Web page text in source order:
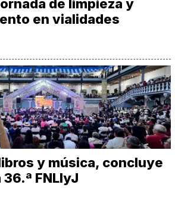
de limpieza y
en vialidades
y música, concluye
36.ª FNLIyJ